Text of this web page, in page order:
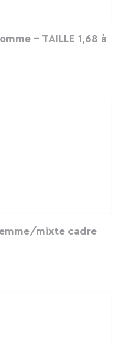
- TAILLE 1,68 à
mixte cadre